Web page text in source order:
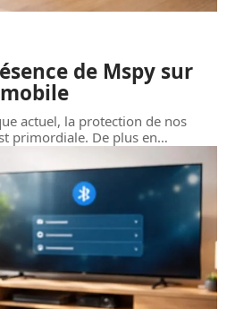
de Mspy sur
actuel, la protection de nos
primordiale. De plus en…